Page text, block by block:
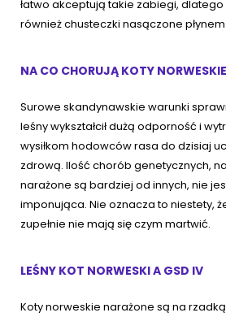
łatwo akceptują takie zabiegi,
również chusteczki nasączone
NA CO CHORUJĄ KOTY
Surowe skandynawskie warunki
leśny wykształcił dużą odporność i
wysiłkom hodowców rasa do dzisiaj
zdrową. Ilość chorób genetycznych,
narażone są bardziej od innych, nie
imponująca. Nie oznacza to niestety,
zupełnie nie mają się czym martwić.
LEŚNY KOT NORWESKI A GSD IV
Koty norweskie narażone są na